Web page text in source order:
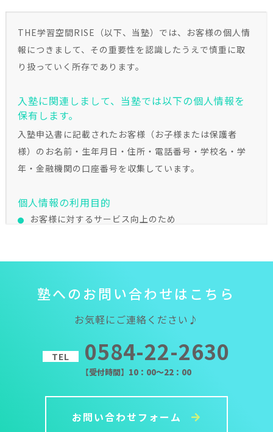
THE学習空間RISE（以下、当塾）では、お客様の個人情
報につきまして、その重要性を認識したうえで慎重に取
り扱っていく所存であります。
入塾に関連しまして、当塾では以下の個人情報を
保有します。
入塾申込書に記載されたお客様（お子様または保護者
様）のお名前・生年月日・住所・電話番号・学校名・学
年・金融機関の口座番号を収集しています。
個人情報の利用目的
お客様に対するサービス向上のため
個人情報の管理
当塾は、お客様の個人情報を適切に取り扱い、厳重な管
人情報の紛失、破壊、改ざん及び漏えい等のリスクに対
して、技術面及び組織面においても適切かつ合理的なレベ
個人情報の提供
塾への お問い合わせは こ ち ら
お気軽にご連絡ください♪
TEL 0584-22-2630
【受付時間】10：00～22：00
お問い合わせフォーム